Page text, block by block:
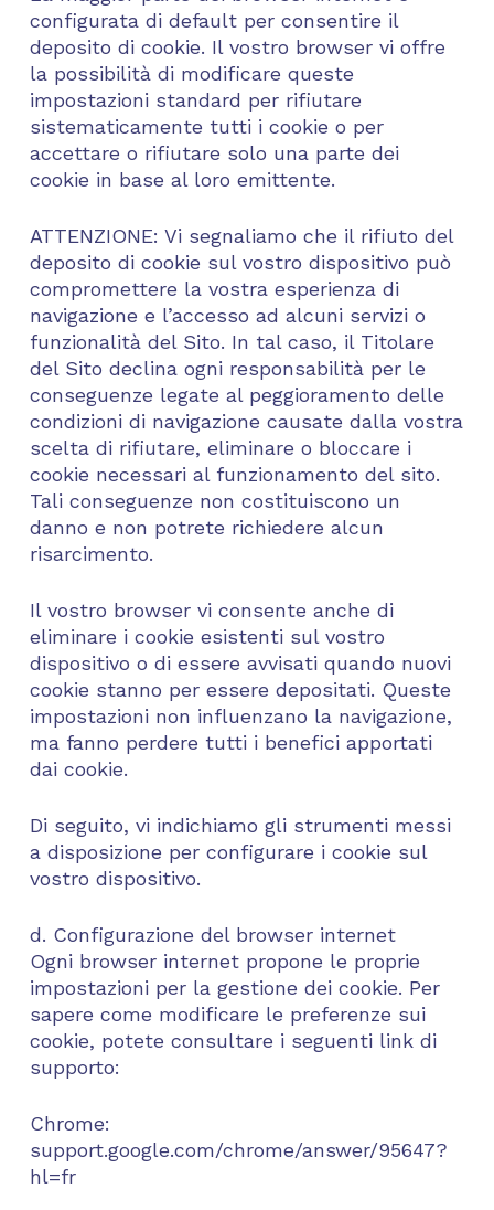
configurata di default per consentire il
deposito di cookie. Il vostro browser vi offre
la possibilità di modificare queste
impostazioni standard per rifiutare
sistematicamente tutti i cookie o per
accettare o rifiutare solo una parte dei
cookie in base al loro emittente.
ATTENZIONE: Vi segnaliamo che il rifiuto del
deposito di cookie sul vostro dispositivo può
compromettere la vostra esperienza di
navigazione e l’accesso ad alcuni servizi o
funzionalità del Sito. In tal caso, il Titolare
del Sito declina ogni responsabilità per le
conseguenze legate al peggioramento delle
condizioni di navigazione causate dalla vostra
scelta di rifiutare, eliminare o bloccare i
cookie necessari al funzionamento del sito.
Tali conseguenze non costituiscono un
danno e non potrete richiedere alcun
risarcimento.
Il vostro browser vi consente anche di
eliminare i cookie esistenti sul vostro
dispositivo o di essere avvisati quando nuovi
cookie stanno per essere depositati. Queste
impostazioni non influenzano la navigazione,
ma fanno perdere tutti i benefici apportati
dai cookie.
Di seguito, vi indichiamo gli strumenti messi
a disposizione per configurare i cookie sul
vostro dispositivo.
d. Configurazione del browser internet
Ogni browser internet propone le proprie
impostazioni per la gestione dei cookie. Per
sapere come modificare le preferenze sui
cookie, potete consultare i seguenti link di
supporto:
Chrome:
support.google.com/chrome/answer/95647?
hl=fr